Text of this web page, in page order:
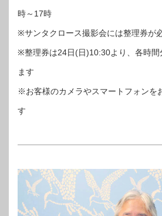
時～17時
※サンタクロース撮影会には整理券が
※整理券は24日(日)10:30より、各時間
ます
※お客様のカメラやスマートフォンを
す